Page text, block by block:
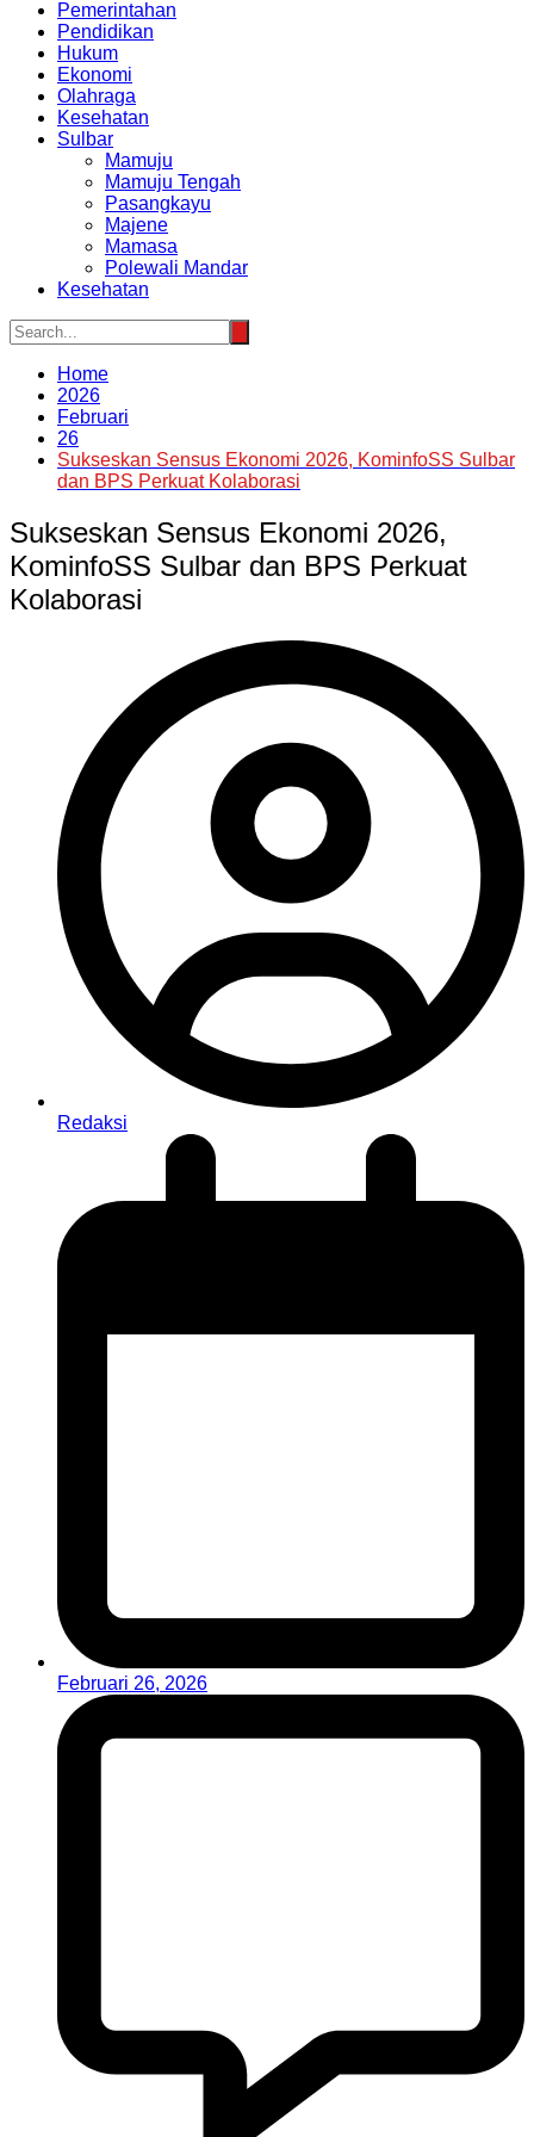
Pemerintahan
Pendidikan
Hukum
Ekonomi
Olahraga
Kesehatan
Sulbar
Mamuju
Mamuju Tengah
Pasangkayu
Majene
Mamasa
Polewali Mandar
Kesehatan
Home
2026
Februari
26
Sukseskan Sensus Ekonomi 2026, KominfoSS Sulbar
dan BPS Perkuat Kolaborasi
Sukseskan Sensus Ekonomi 2026,
KominfoSS Sulbar dan BPS Perkuat
Kolaborasi
Redaksi
Februari 26, 2026